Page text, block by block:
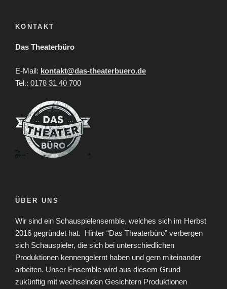
KONTAKT
Das Theaterbüro
E-Mail: kontakt@das-theaterbuero.de
Tel.: 0178 31 40 700
ÜBER UNS
Wir sind ein Schauspielensemble, welches sich im Herbst
2016 gegründet hat. Hinter “Das Theaterbüro” verbergen
sich Schauspieler, die sich bei unterschiedlichen
Produktionen kennengelernt haben und gern miteinander
arbeiten. Unser Ensemble wird aus diesem Grund
zukünftig mit wechselnden Gesichtern Produktionen